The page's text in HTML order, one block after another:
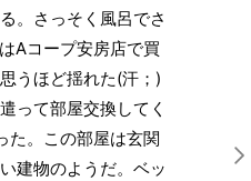
。さっそく風呂でさ
Aコープ安房店で買
うほど揺れた(汗；)
って部屋交換してく
た。この部屋は玄関
建物のようだ。ベッ